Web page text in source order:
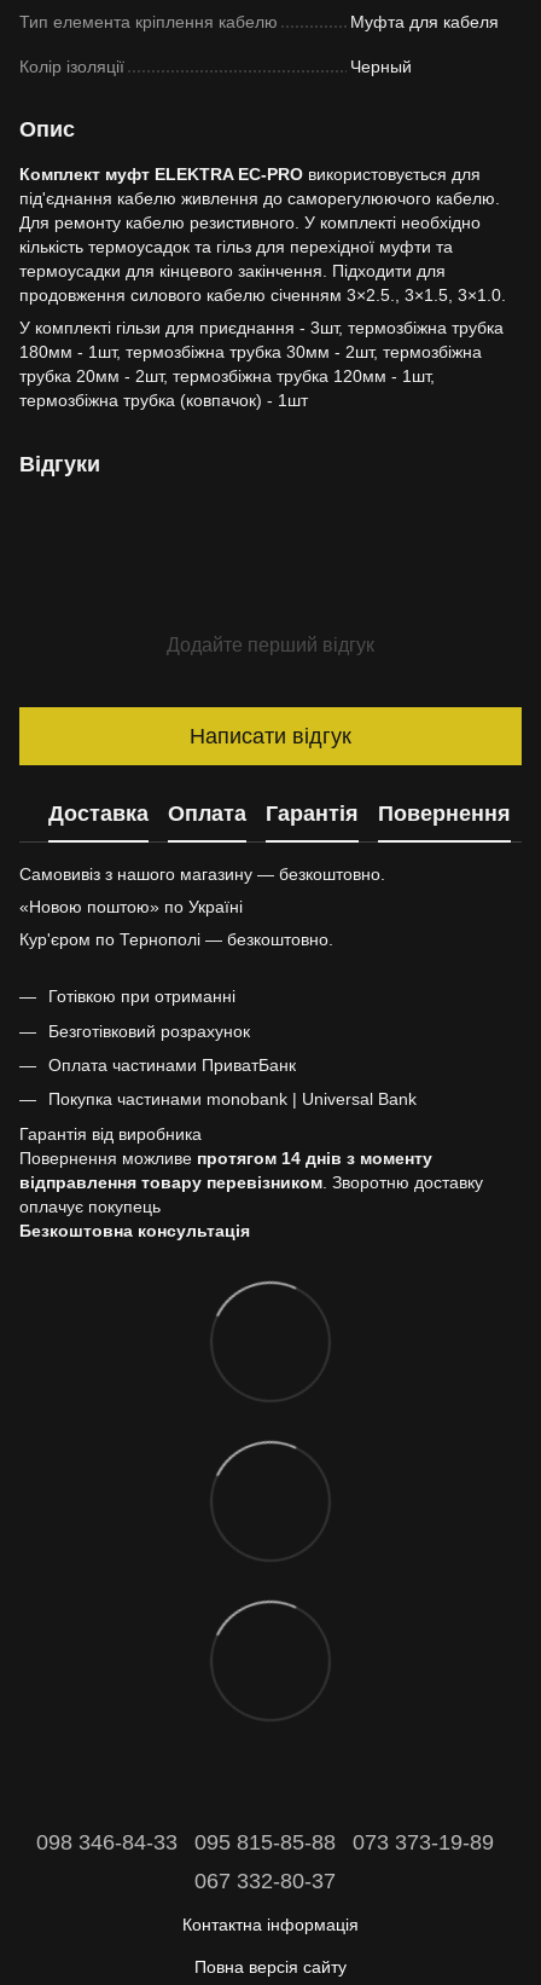
Тип елемента кріплення кабелю Муфта для кабеля
Колір ізоляції Черный
Опис
Комплект муфт ELEKTRA EC-PRO використовується для
під'єднання кабелю живлення до саморегулюючого кабелю.
Для ремонту кабелю резистивного. У комплекті необхідно
кількість термоусадок та гільз для перехідної муфти та
термоусадки для кінцевого закінчення. Підходити для
продовження силового кабелю січенням 3×2.5., 3×1.5, 3×1.0.
У комплекті гільзи для приєднання - 3шт, термозбіжна трубка
180мм - 1шт, термозбіжна трубка 30мм - 2шт, термозбіжна
трубка 20мм - 2шт, термозбіжна трубка 120мм - 1шт,
термозбіжна трубка (ковпачок) - 1шт
Відгуки
Додайте перший відгук
Написати відгук
Доставка Оплата Гарантія Повернення
Самовивіз з нашого магазину — безкоштовно.
«Новою поштою» по Україні
Кур'єром по Тернополі — безкоштовно.
Готівкою при отриманні
Безготівковий розрахунок
Оплата частинами ПриватБанк
Покупка частинами monobank | Universal Bank
Гарантія від виробника
Повернення можливе протягом 14 днів з моменту
відправлення товару перевізником . Зворотню доставку
оплачує покупець
Безкоштовна консультація
098 346-84-33 095 815-85-88
073 373-19-89
067 332-80-37
Контактна інформація
Повна версія сайту